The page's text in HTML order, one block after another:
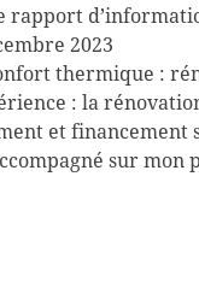
rapport
2023
thermique :
: la
et financement
sur mon